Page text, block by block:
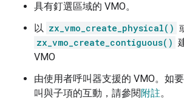
具有釘選區域的 VMO。
以 zx_vmo_create_physical()
zx_vmo_create_contiguous()
VMO
由使用者呼叫器支援的 VMO。如
叫與子項的互動，請參閱附註。